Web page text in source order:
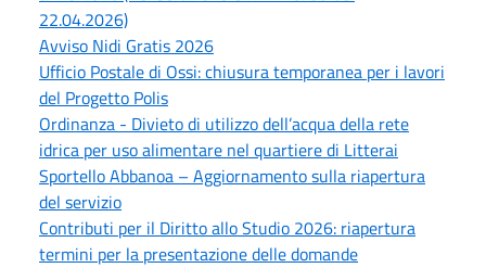
22.04.2026)
Avviso Nidi Gratis 2026
Ufficio Postale di Ossi: chiusura temporanea per i lavori
del Progetto Polis
Ordinanza - Divieto di utilizzo dell’acqua della rete
idrica per uso alimentare nel quartiere di Litterai
Sportello Abbanoa – Aggiornamento sulla riapertura
del servizio
Contributi per il Diritto allo Studio 2026: riapertura
termini per la presentazione delle domande